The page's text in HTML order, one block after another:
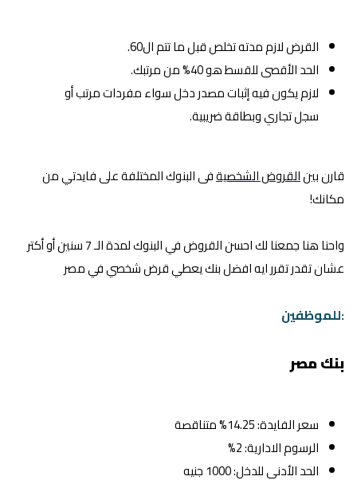
القرض لازم مدته تخلص قبل ما تتم ال60.
الحد الأقصى للقسط هو 40% من مرتبك.
لازم يكون فيه إثبات مصدر دخل سواء مفردات مرتب أو
سجل تجاري وبطاقة ضريبية.
قارن بينالقروض الشخصيةفى البنوك المختلفة على فايدتي من
مكانك!
واحنا هنا جمعنا لك احسن القروض في البنوك لمدة الـ 7 سنين أو أكتر
عشان تقدر تقرر ايه افضل بنك يعطي قرض شخصي في مصر
:للموظفين
بنك مصر
سعر الفايدة: 14.25% متناقصة
الرسوم الادارية: 2%
الحد الأدنى للدخل: 1000 جنيه